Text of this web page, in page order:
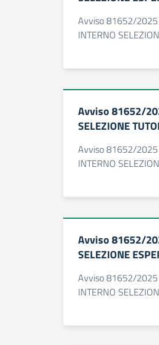
Avviso 81652/2025
INTERNO
Avviso 81652/
SELEZIONE
Avviso 81652/2025
INTERNO
Avviso 81652/
SELEZIONE
Avviso 81652/2025
INTERNO